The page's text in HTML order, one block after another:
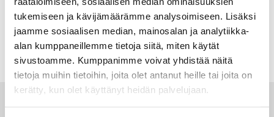
tukemiseen ja kävijämäärämme analysoimiseen. Lisäksi
jaamme sosiaalisen median, mainosalan ja analytiikka-
alan kumppaneillemme tietoja siitä, miten käytät
sivustoamme. Kumppanimme voivat yhdistää näitä
tietoja muihin tietoihin, joita olet antanut heille tai joita on
kerätty, kun olet käyttänyt heidän palvelujaan.
Työnantajabrändi jää usein kahden tuolin väliin – apua
markkinoinnin ja HR:n yhteistyöhön
12.5.2026 1min lukuaika